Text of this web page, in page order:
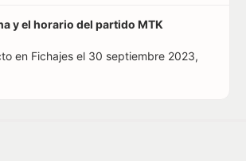
y el horario del partido MTK
en Fichajes el 30 septiembre 2023,